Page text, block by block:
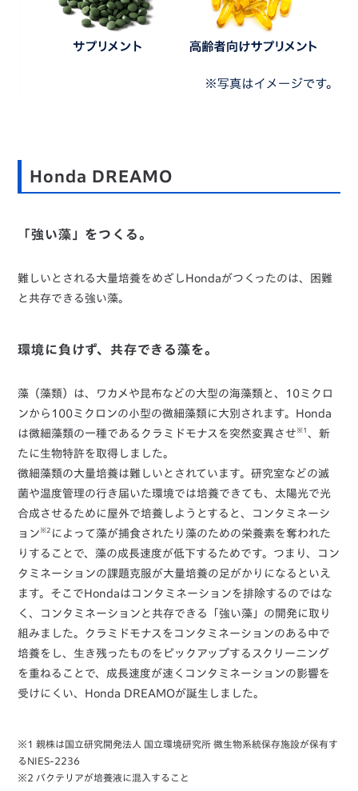
Honda DREAMO
「強い藻」をつくる。
難しいとされる大量培養をめざしHondaがつくったのは、困難
と共存できる強い藻。
環境に負けず、共存できる藻を。
藻（藻類）は、ワカメや昆布などの大型の海藻類と、10ミクロ
ンから100ミクロンの小型の微細藻類に大別されます。Honda
は微細藻類の一種であるクラミドモナスを突然変異させ ※1 、新
たに生物特許を取得しました。
微細藻類の大量培養は難しいとされています。研究室などの滅
菌や温度管理の行き届いた環境では培養できても、太陽光で光
合成させるために屋外で培養しようとすると、コンタミネーシ
ョン ※2 によって藻が捕食されたり藻のための栄養素を奪われた
りすることで、藻の成長速度が低下するためです。つまり、コン
タミネーションの課題克服が大量培養の足がかりになるといえ
ます。そこでHondaはコンタミネーションを排除するのではな
く、コンタミネーションと共存できる「強い藻」の開発に取り
組みました。クラミドモナスをコンタミネーションのある中で
培養をし、生き残ったものをピックアップするスクリーニング
を重ねることで、成長速度が速くコンタミネーションの影響を
受けにくい、Honda DREAMOが誕生しました。
※1 親株は国立研究開発法人 国立環境研究所 微生物系統保存施設が保有す
るNIES-2236
※2 バクテリアが培養液に混入すること